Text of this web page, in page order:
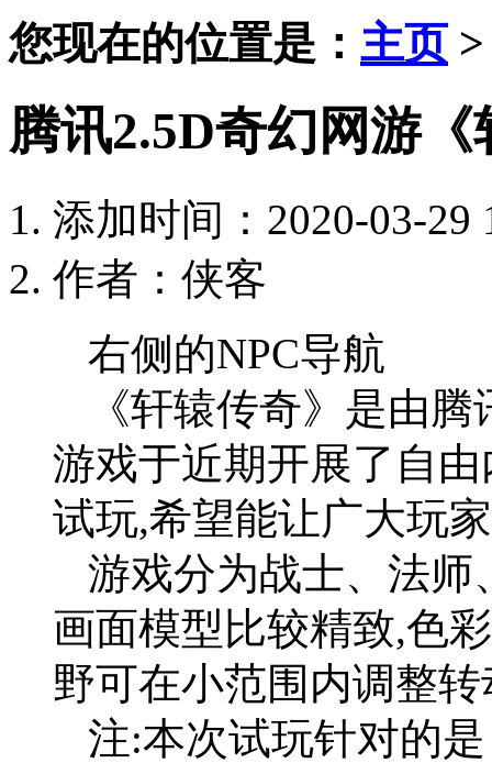
您现在的位置是： 主页
腾讯2.5D奇幻网游
添加时间：2020-03-29
作者：侠客
右侧的NPC导航
《轩辕传奇》是由
游戏于近期开展了自
试玩,希望能让广大玩
游戏分为战士、法师
画面模型比较精致,色
野可在小范围内调整
注:本次试玩针对的